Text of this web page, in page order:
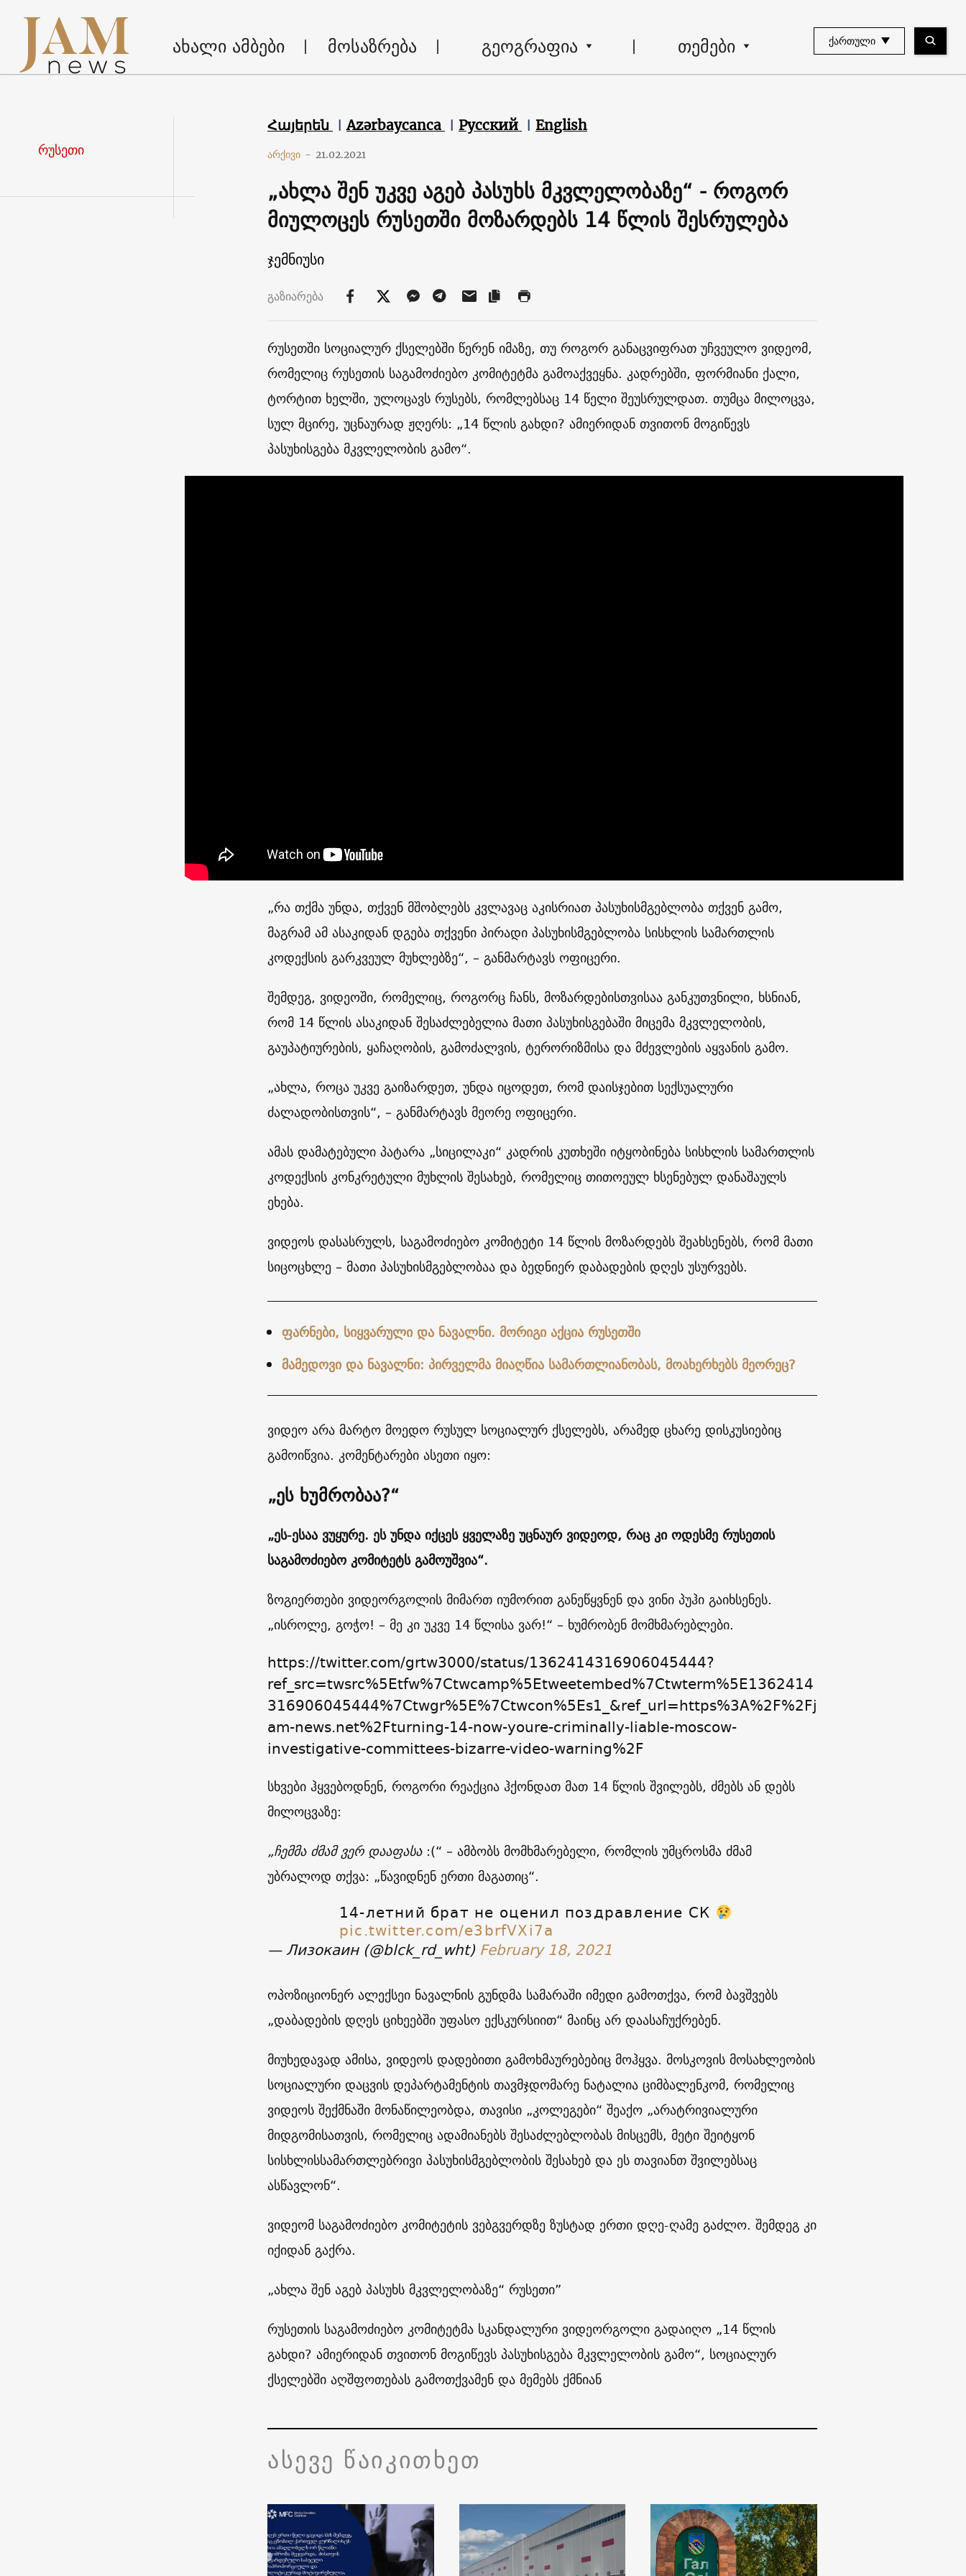
ახალი ამბები მოსაზრება გეოგრაფია თემები ᲥᲐᲠᲗᲣᲚᲘ
რუსეთი
Հայերեն Azərbaycanca Русский English
არქივი - 21.02.2021
„ახლა შენ უკვე აგებ პასუხს მკვლელობაზე“ - როგორ
მიულოცეს რუსეთში მოზარდებს 14 წლის შესრულება
ჯემნიუსი
გაზიარება
რუსეთში სოციალურ ქსელებში წერენ იმაზე, თუ როგორ განაცვიფრათ უჩვეულო ვიდეომ,
რომელიც რუსეთის საგამოძიებო კომიტეტმა გამოაქვეყნა. კადრებში, ფორმიანი ქალი,
ტორტით ხელში, ულოცავს რუსებს, რომლებსაც 14 წელი შეუსრულდათ. თუმცა მილოცვა,
სულ მცირე, უცნაურად ჟღერს: „14 წლის გახდი? ამიერიდან თვითონ მოგიწევს
პასუხისგება მკვლელობის გამო“.
„რა თქმა უნდა, თქვენ მშობლებს კვლავაც აკისრიათ პასუხისმგებლობა თქვენ გამო,
მაგრამ ამ ასაკიდან დგება თქვენი პირადი პასუხისმგებლობა სისხლის სამართლის
კოდექსის გარკვეულ მუხლებზე“, – განმარტავს ოფიცერი.
შემდეგ, ვიდეოში, რომელიც, როგორც ჩანს, მოზარდებისთვისაა განკუთვნილი, ხსნიან,
რომ 14 წლის ასაკიდან შესაძლებელია მათი პასუხისგებაში მიცემა მკვლელობის,
გაუპატიურების, ყაჩაღობის, გამოძალვის, ტერორიზმისა და მძევლების აყვანის გამო.
„ახლა, როცა უკვე გაიზარდეთ, უნდა იცოდეთ, რომ დაისჯებით სექსუალური
ძალადობისთვის“, – განმარტავს მეორე ოფიცერი.
ამას დამატებული პატარა „სიცილაკი“ კადრის კუთხეში იტყობინება სისხლის სამართლის
კოდექსის კონკრეტული მუხლის შესახებ, რომელიც თითოეულ ხსენებულ დანაშაულს
ეხება.
ვიდეოს დასასრულს, საგამოძიებო კომიტეტი 14 წლის მოზარდებს შეახსენებს, რომ მათი
სიცოცხლე – მათი პასუხისმგებლობაა და ბედნიერ დაბადების დღეს უსურვებს.
ფარნები, სიყვარული და ნავალნი. მორიგი აქცია რუსეთში
მამედოვი და ნავალნი: პირველმა მიაღწია სამართლიანობას, მოახერხებს მეორეც?
ვიდეო არა მარტო მოედო რუსულ სოციალურ ქსელებს, არამედ ცხარე დისკუსიებიც
გამოიწვია. კომენტარები ასეთი იყო:
„ეს ხუმრობაა?“
„ეს-ესაა ვუყურე. ეს უნდა იქცეს ყველაზე უცნაურ ვიდეოდ, რაც კი ოდესმე რუსეთის
საგამოძიებო კომიტეტს გამოუშვია“.
ზოგიერთები ვიდეორგოლის მიმართ იუმორით განეწყვნენ და ვინი პუჰი გაიხსენეს.
„ისროლე, გოჭო! – მე კი უკვე 14 წლისა ვარ!“ – ხუმრობენ მომხმარებლები.
https://twitter.com/grtw3000/status/1362414316906045444?
ref_src=twsrc%5Etfw%7Ctwcamp%5Etweetembed%7Ctwterm%5E1362414
316906045444%7Ctwgr%5E%7Ctwcon%5Es1_&ref_url=https%3A%2F%2Fj
am-news.net%2Fturning-14-now-youre-criminally-liable-moscow-
investigative-committees-bizarre-video-warning%2F
სხვები ჰყვებოდნენ, როგორი რეაქცია ჰქონდათ მათ 14 წლის შვილებს, ძმებს ან დებს
მილოცვაზე:
„ჩემმა ძმამ ვერ დააფასა:(“ – ამბობს მომხმარებელი, რომლის უმცროსმა ძმამ
უბრალოდ თქვა: „წავიდნენ ერთი მაგათიც“.
14-летний брат не оценил поздравление СК
pic.twitter.com/e3brfVXi7a
— Лизокаин (@blck_rd_wht) February 18, 2021
ოპოზიციონერ ალექსეი ნავალნის გუნდმა სამარაში იმედი გამოთქვა, რომ ბავშვებს
„დაბადების დღეს ციხეებში უფასო ექსკურსიით“ მაინც არ დაასაჩუქრებენ.
მიუხედავად ამისა, ვიდეოს დადებითი გამოხმაურებებიც მოჰყვა. მოსკოვის მოსახლეობის
სოციალური დაცვის დეპარტამენტის თავმჯდომარე ნატალია ციმბალენკომ, რომელიც
ვიდეოს შექმნაში მონაწილეობდა, თავისი „კოლეგები“ შეაქო „არატრივიალური
მიდგომისათვის, რომელიც ადამიანებს შესაძლებლობას მისცემს, მეტი შეიტყონ
სისხლისსამართლებრივი პასუხისმგებლობის შესახებ და ეს თავიანთ შვილებსაც
ასწავლონ“.
ვიდეომ საგამოძიებო კომიტეტის ვებგვერდზე ზუსტად ერთი დღე-ღამე გაძლო. შემდეგ კი
იქიდან გაქრა.
„ახლა შენ აგებ პასუხს მკვლელობაზე“ რუსეთი”
რუსეთის საგამოძიებო კომიტეტმა სკანდალური ვიდეორგოლი გადაიღო „14 წლის
გახდი? ამიერიდან თვითონ მოგიწევს პასუხისგება მკვლელობის გამო“, სოციალურ
ქსელებში აღშფოთებას გამოთქვამენ და მემებს ქმნიან
ასევე წაიკითხეთ